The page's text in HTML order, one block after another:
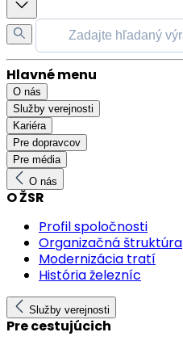
Hlavné menu
O nás
Služby verejnosti
Kariéra
Pre dopravcov
Pre média
O nás
O ŽSR
Profil spoločnosti
Organizačná štruktúra
Modernizácia tratí
História železníc
Služby verejnosti
Pre cestujúcich